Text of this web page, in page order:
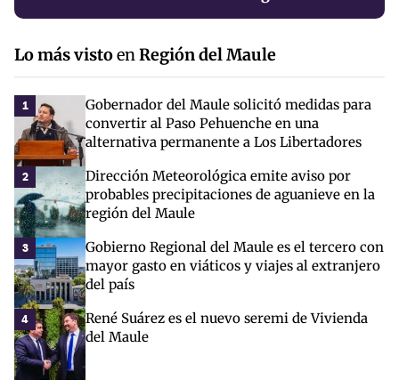
Lo más vistoenRegión del Maule
1
Gobernador del Maule solicitó medidas para
convertir al Paso Pehuenche en una
alternativa permanente a Los Libertadores
2
Dirección Meteorológica emite aviso por
probables precipitaciones de aguanieve en la
región del Maule
3
Gobierno Regional del Maule es el tercero con
mayor gasto en viáticos y viajes al extranjero
del país
4
René Suárez es el nuevo seremi de Vivienda
del Maule